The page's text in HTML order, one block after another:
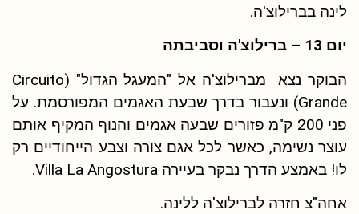
לינה בברילוצ'ה.
יום 13 – ברילוצ'ה וסביבתה
הבוקר נצא מברילוצ'ה אל "המעגל הגדול" (Circuito
Grande) ונעבור בדרך שבעת האגמים המפורסמת. על
פני 200 ק"מ פזורים שבעה אגמים והנוף המקיף אותם
עוצר נשימה, כאשר לכל אגם צורה וצבע הייחודיים רק
לו! באמצע הדרך נבקר בעיירה Villa La Angostura.
אחה"צ חזרה לברילוצ'ה ללינה.